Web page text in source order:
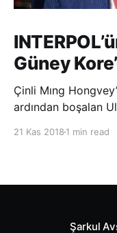
Güney
Çinli Mıng
ardından boşalan
21 Kas 2018 1 min read
Şarkul